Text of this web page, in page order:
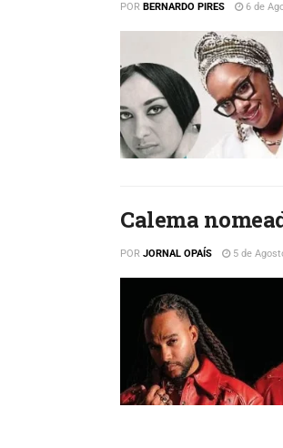
POR BERNARDO PIRES 6 de
Calema
POR JORNAL OPAÍS 5 de